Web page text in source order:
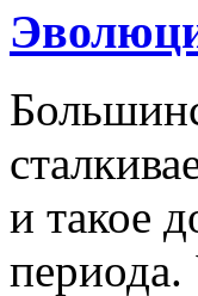
и такое
периода.